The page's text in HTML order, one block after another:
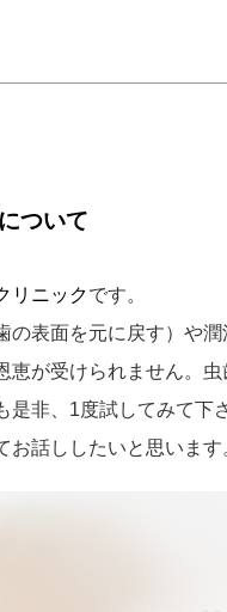
ついて
リニックです。
の表面を元に戻す）や
恵が受けられません。
非、1度試してみて下
話ししたいと思います